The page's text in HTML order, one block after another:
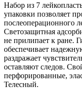
Набор из 7
упаковки позволяет
послеоперационного
Светозащитная
не прилипает к ране.
обеспечивает
раздражает
оставляют следов.
перфорированные,
Телесный.